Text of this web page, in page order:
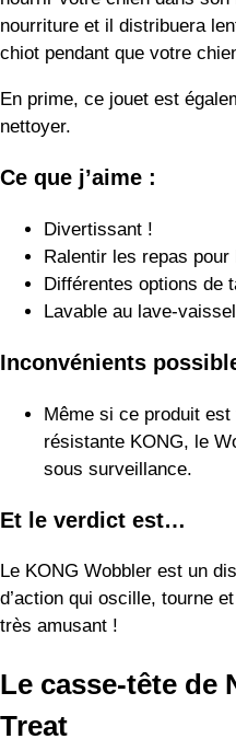
Inconvénients
Même si ce produit est
résistante KONG, le
Et le verdict est…
Le KONG Wobbler est un
d’action qui oscille, tourne
très amusant !
Le casse-tête de
Treat
C’est un véritable casse-
fera participer votre chiot
l’esprit de votre chien
de compartiments faciles à
pouvez cacher de